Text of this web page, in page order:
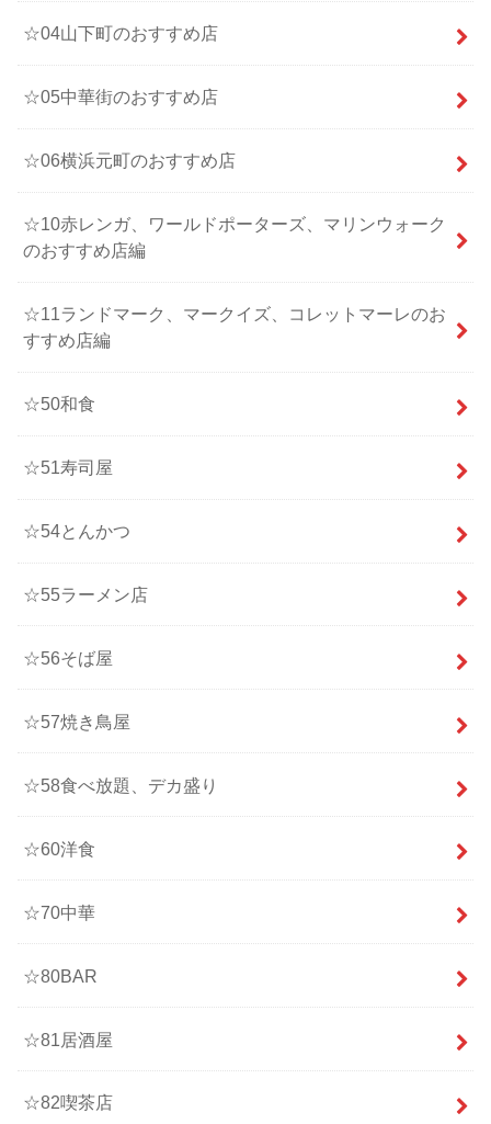
☆04山下町のおすすめ店
☆05中華街のおすすめ店
☆06横浜元町のおすすめ店
☆10赤レンガ、ワールドポーターズ、マリンウォーク
のおすすめ店編
☆11ランドマーク、マークイズ、コレットマーレのお
すすめ店編
☆50和食
☆51寿司屋
☆54とんかつ
☆55ラーメン店
☆56そば屋
☆57焼き鳥屋
☆58食べ放題、デカ盛り
☆60洋食
☆70中華
☆80BAR
☆81居酒屋
☆82喫茶店